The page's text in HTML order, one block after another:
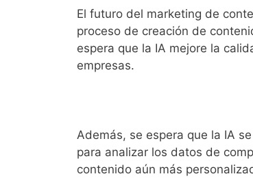
El futuro del marketing de
proceso de creación de
espera que la IA mejore la
empresas.
Además, se espera que la IA
para analizar los datos de
contenido aún más